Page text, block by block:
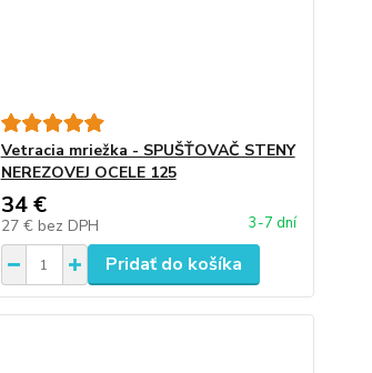
Vetracia mriežka - SPUŠŤOVAČ STENY
NEREZOVEJ OCELE 125
34 €
27 € bez DPH 3-7 dní
Pridať do košíka